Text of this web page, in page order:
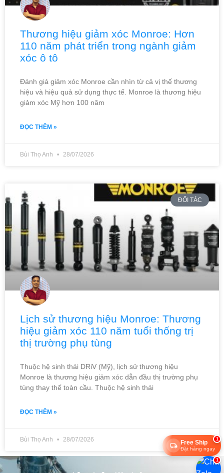
Thương hiệu giảm xóc Monroe: Hơn
110 năm phát triển trong ngành giảm
xóc ô tô
Đánh giá giảm xóc Monroe cần nhìn từ cả vị thế thương
hiệu và hiệu quả sử dụng thực tế. Monroe là thương hiệu
giảm xóc Mỹ hơn 100 năm
ĐỌC THÊM »
Bùi Thọ Anh 28/07/2026
ĐỐI TÁC
Lịch sử thương hiệu Monroe: Thương
hiệu giảm xóc 110 năm tuổi thống trị
thị trường phụ tùng
Thuộc hệ sinh thái DRiV (Mỹ), lịch sử thương hiệu
Monroe là thương hiệu giảm xóc dẫn đầu thị trường phụ
tùng thay thế toàn cầu. Thuộc hệ sinh thái
ĐỌC THÊM »
Bùi Thọ Anh 28/07/2026 1
Free Ship
Đặt hàng ngay
1